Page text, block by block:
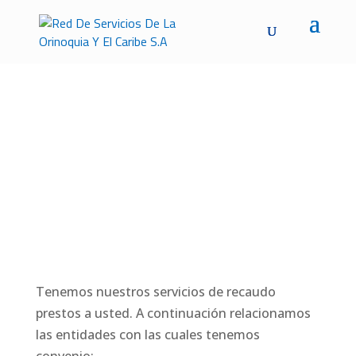
Tenemos nuestros servicios de recaudo
prestos a usted. A continuación relacionamos
las entidades con las cuales tenemos